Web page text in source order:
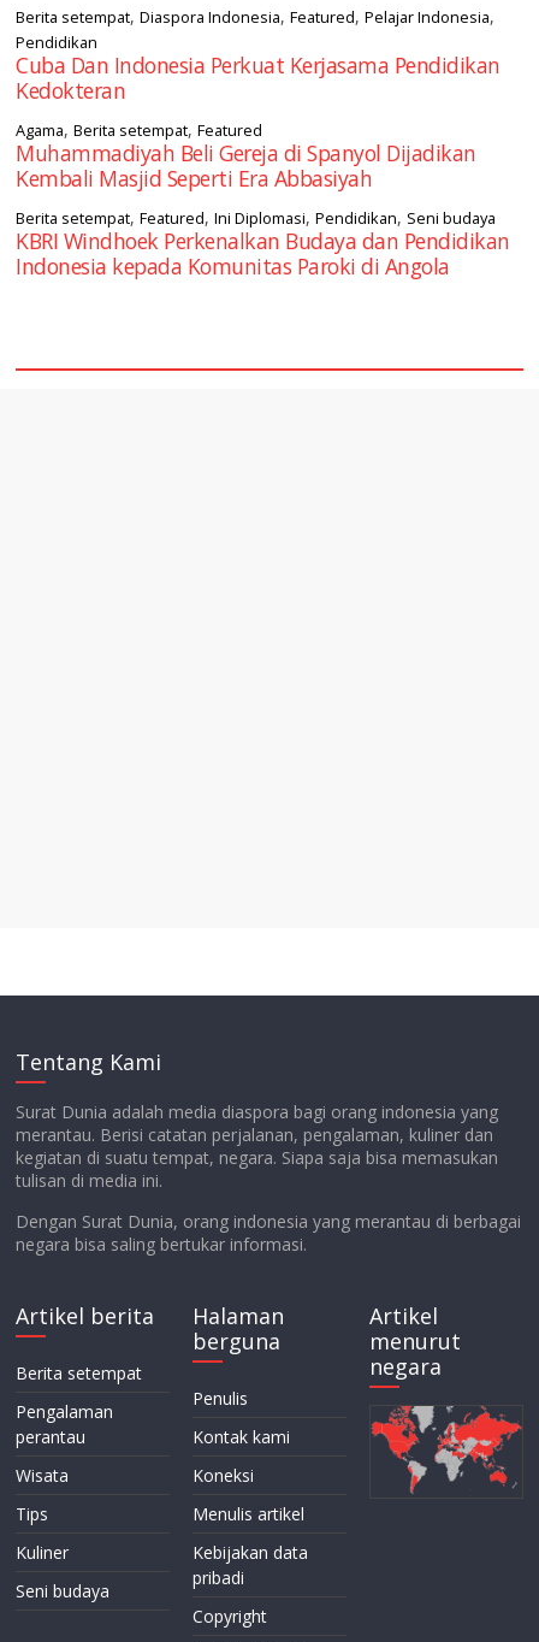
Berita setempat,Diaspora Indonesia,Featured,Pelajar Indonesia,
Pendidikan
Cuba Dan Indonesia Perkuat Kerjasama Pendidikan
Kedokteran
Agama,Berita setempat,Featured
Muhammadiyah Beli Gereja di Spanyol Dijadikan
Kembali Masjid Seperti Era Abbasiyah
Berita setempat,Featured,Ini Diplomasi,Pendidikan, Seni budaya
KBRI Windhoek Perkenalkan Budaya dan Pendidikan
Indonesia kepada Komunitas Paroki di Angola
Tentang Kami
Surat Dunia adalah media diaspora bagi orang indonesia yang
merantau. Berisi catatan perjalanan, pengalaman, kuliner dan
kegiatan di suatu tempat, negara. Siapa saja bisa memasukan
tulisan di media ini.
Dengan Surat Dunia, orang indonesia yang merantau di berbagai
negara bisa saling bertukar informasi.
Artikel berita
Berita setempat
Pengalaman
perantau
Wisata
Tips
Kuliner
Seni budaya
Halaman
berguna
Penulis
Kontak kami
Koneksi
Menulis artikel
Kebijakan data
pribadi
Copyright
Artikel
menurut
negara